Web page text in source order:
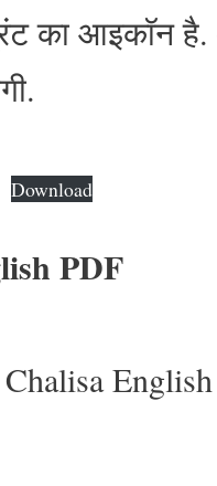
का आइकॉन
Download
PDF